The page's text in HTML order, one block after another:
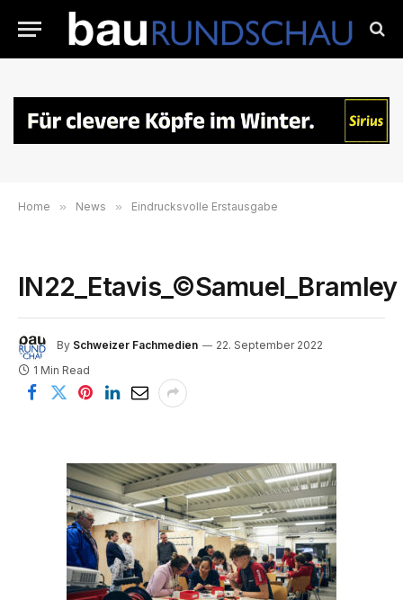
Home » News » Eindrucksvolle Erstausgabe
IN22_Etavis_©Samuel_Bramley
By Schweizer Fachmedien
22. September 2022
1 Min Read